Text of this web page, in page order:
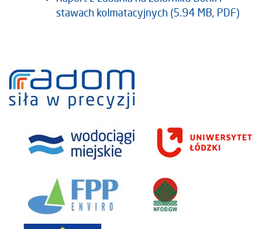
stawach kolmatacyjnych (5.94 MB, PDF)